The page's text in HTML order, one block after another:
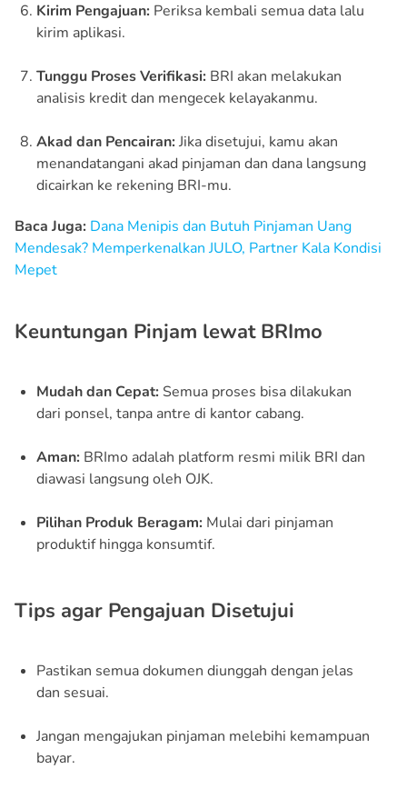
Kirim Pengajuan: Periksa kembali semua data lalu
kirim aplikasi.
Tunggu Proses Verifikasi: BRI akan melakukan
analisis kredit dan mengecek kelayakanmu.
Akad dan Pencairan:Jika disetujui, kamu akan
menandatangani akad pinjaman dan dana langsung
dicairkan ke rekening BRI-mu.
Baca Juga: Dana Menipis dan Butuh Pinjaman Uang
Mendesak? Memperkenalkan JULO, Partner Kala Kondisi
Mepet
Keuntungan Pinjam lewat BRImo
Mudah dan Cepat: Semua proses bisa dilakukan
dari ponsel, tanpa antre di kantor cabang.
Aman: BRImo adalah platform resmi milik BRI dan
diawasi langsung oleh OJK.
Pilihan Produk Beragam: Mulai dari pinjaman
produktif hingga konsumtif.
Tips agar Pengajuan Disetujui
Pastikan semua dokumen diunggah dengan jelas
dan sesuai.
Jangan mengajukan pinjaman melebihi kemampuan
bayar.